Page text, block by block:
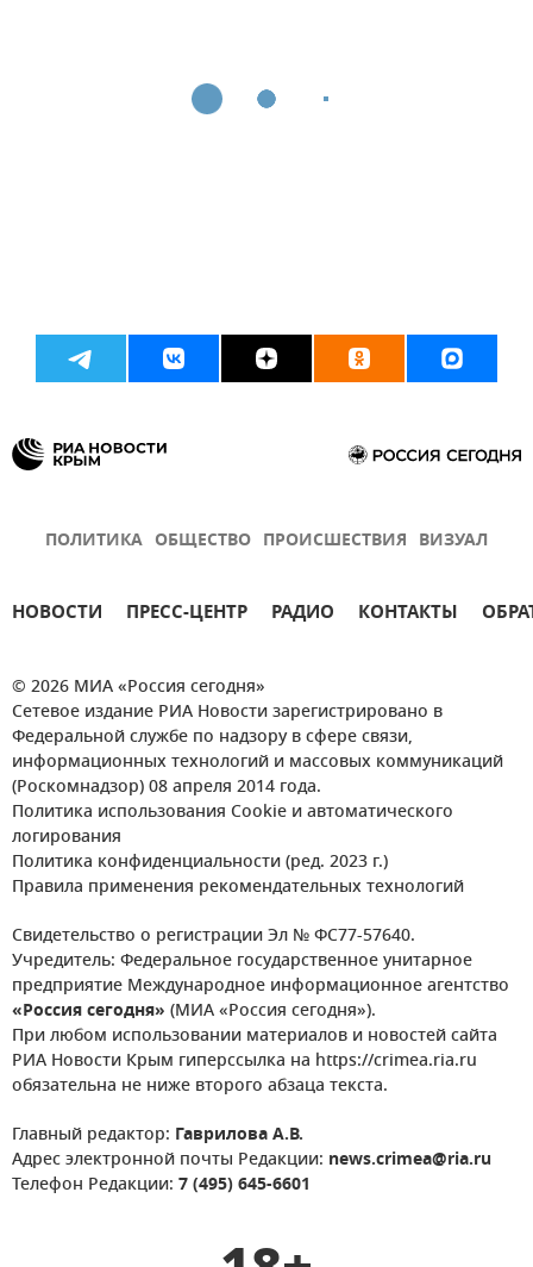
ПОЛИТИКА ОБЩЕСТВО ПРОИСШЕСТВИЯ ВИЗУАЛ
НОВОСТИ ПРЕСС-ЦЕНТР РАДИО КОНТАКТЫ
© 2026 МИА «Россия сегодня»
Сетевое издание РИА Новости зарегистрировано в
Федеральной службе по надзору в сфере связи,
информационных технологий и массовых коммуникаций
(Роскомнадзор) 08 апреля 2014 года.
Политика использования Cookie и автоматического
логирования
Политика конфиденциальности (ред. 2023 г.)
Правила применения рекомендательных технологий
Свидетельство о регистрации Эл № ФС77-57640.
Учредитель: Федеральное государственное унитарное
предприятие Международное информационное агентство
«Россия сегодня» (МИА «Россия сегодня»).
При любом использовании материалов и новостей сайта
РИА Новости Крым гиперссылка на https://crimea.ria.ru
обязательна не ниже второго абзаца текста.
Главный редактор: Гаврилова А.В.
Адрес электронной почты Редакции: news.crimea@ria.ru
Телефон Редакции: 7 (495) 645-6601